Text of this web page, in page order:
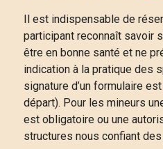
Il est indispensable de
participant reconnaît savoir
être en bonne santé et ne
indication à la pratique des
signature d’un formulaire
départ). Pour les mineurs
est obligatoire ou une
structures nous confiant